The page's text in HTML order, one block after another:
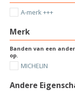
A-merk +++
Merk
Banden van een
op.
MICHELIN
Andere